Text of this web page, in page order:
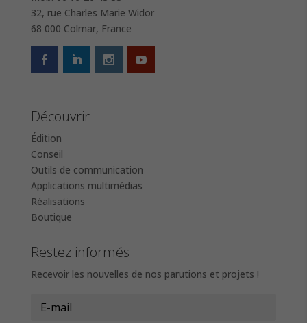
32, rue Charles Marie Widor
68 000 Colmar, France
Découvrir
Édition
Conseil
Outils de communication
Applications multimédias
Réalisations
Boutique
Restez informés
Recevoir les nouvelles de nos parutions et projets !